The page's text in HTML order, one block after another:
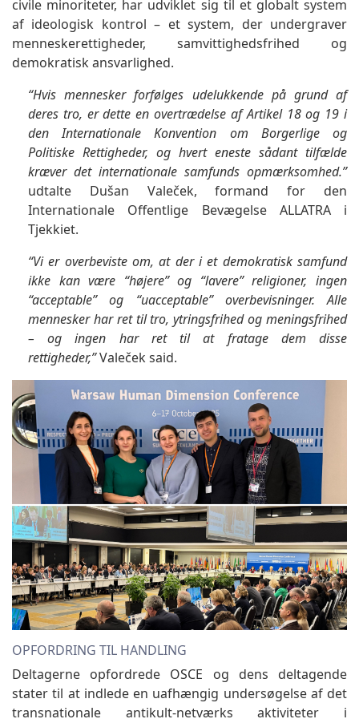
civile minoriteter, har udviklet sig til et globalt system
af ideologisk kontrol – et system, der undergraver
menneskerettigheder, samvittighedsfrihed og
demokratisk ansvarlighed.
“Hvis mennesker forfølges udelukkende på grund af
deres tro, er dette en overtrædelse af Artikel 18 og 19 i
den Internationale Konvention om Borgerlige og
Politiske Rettigheder, og hvert eneste sådant tilfælde
kræver det internationale samfunds opmærksomhed.”
udtalte Dušan Valeček, formand for den
Internationale Offentlige Bevægelse ALLATRA i
Tjekkiet.
“Vi er overbeviste om, at der i et demokratisk samfund
ikke kan være “højere” og “lavere” religioner, ingen
“acceptable” og “uacceptable” overbevisninger. Alle
mennesker har ret til tro, ytringsfrihed og meningsfrihed
– og ingen har ret til at fratage dem disse
rettigheder,”Valeček said.
OPFORDRING TIL HANDLING
Deltagerne opfordrede OSCE og dens deltagende
stater til at indlede en uafhængig undersøgelse af det
transnationale antikult-netværks aktiviteter i